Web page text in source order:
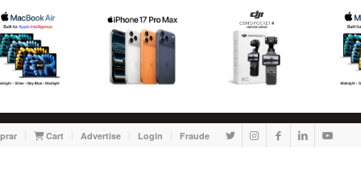
Cart Advertise Login Fraude